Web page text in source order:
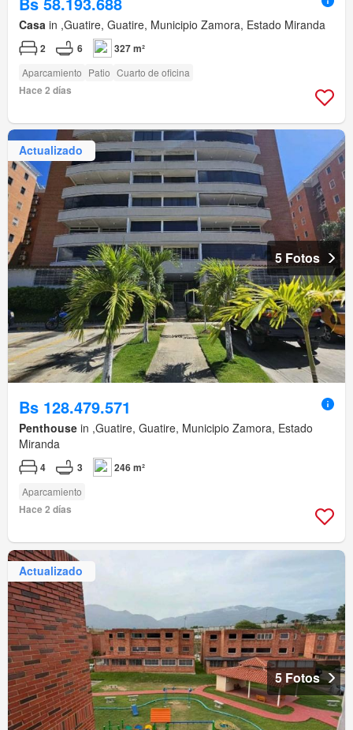
Casa in ,Guatire, Guatire, Municipio Zamora, Estado Miranda
2 6 327 m²
Aparcamiento Patio Cuarto de oficina
Hace 2 días
Actualizado
5 Fotos
Bs 128.479.571
Penthouse in ,Guatire, Guatire, Municipio Zamora, Estado
Miranda
4 3 246 m²
Aparcamiento
Hace 2 días
Actualizado
5 Fotos